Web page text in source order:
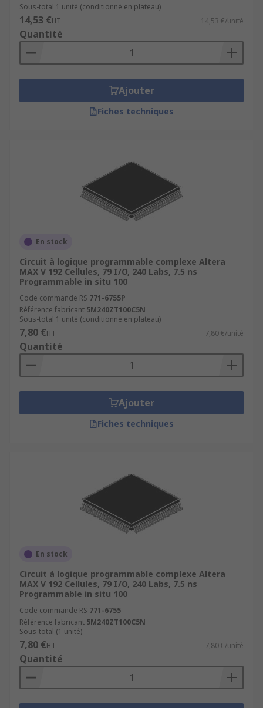
Sous-total 1 unité (conditionné en plateau)
14,53 €HT 14,53 €/unité
Quantité
Ajouter
Fiches techniques
En stock
Circuit à logique programmable complexe Altera
MAX V 192 Cellules, 79 I/O, 240 Labs, 7.5 ns
Programmable in situ 100
Code commande RS 771-6755P
Référence fabricant 5M240ZT100C5N
Sous-total 1 unité (conditionné en plateau)
7,80 €HT 7,80 €/unité
Quantité
Ajouter
Fiches techniques
En stock
Circuit à logique programmable complexe Altera
MAX V 192 Cellules, 79 I/O, 240 Labs, 7.5 ns
Programmable in situ 100
Code commande RS 771-6755
Référence fabricant 5M240ZT100C5N
Sous-total (1 unité)
7,80 €HT 7,80 €/unité
Quantité